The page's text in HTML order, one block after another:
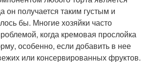
он получается таким густым и
бы. Многие хозяйки часто
когда кремовая прослойка
особенно, если добавить в нее
или консервированных фруктов.